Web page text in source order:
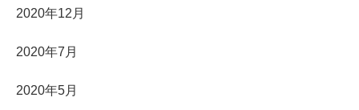
2020年12月
2020年7月
2020年5月